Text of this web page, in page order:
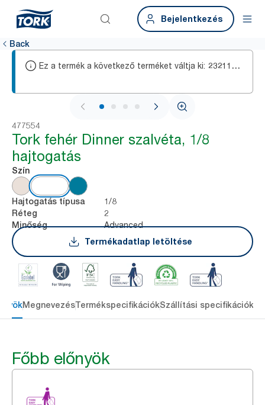
Bejelentkezés
Back
Ez a termék a következő terméket váltja ki: 2321134
1 / 4
477554
Tork fehér Dinner szalvéta, 1/8
hajtogatás
Szín
Hajtogatás típusa 1/8
Réteg 2
Minőség
Advanced
Termékadatlap letöltése
MegnevezésTermékspecifikációkSzállítási specifikációk
Főbb előnyök